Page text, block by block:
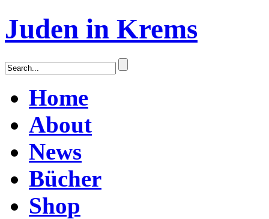
Juden in Krems
Home
About
News
Bücher
Shop